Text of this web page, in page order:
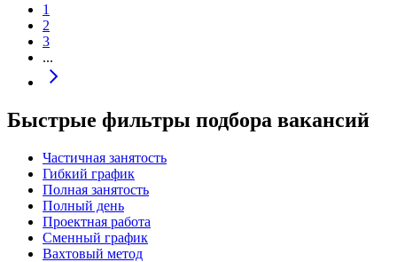
1
2
3
...
Быстрые фильтры подбора вакансий
Частичная занятость
Гибкий график
Полная занятость
Полный день
Проектная работа
Сменный график
Вахтовый метод